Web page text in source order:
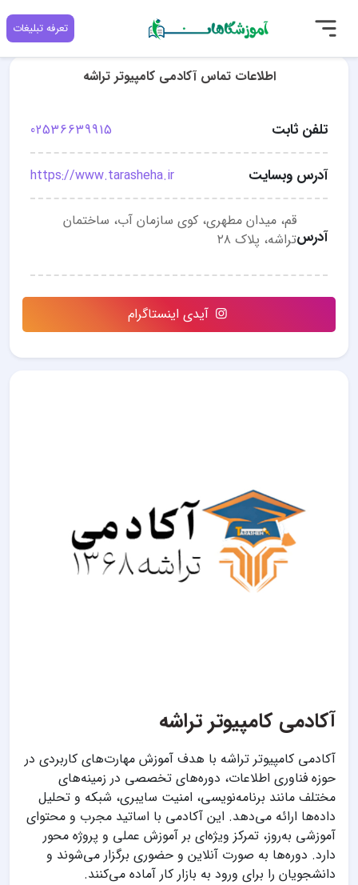
تعرفه تبلیغات
آکادمی کامپیوتر تراشه
آکادمی کامپیوتر تراشه با هدف آموزش مهارت‌های کاربردی در
حوزه فناوری اطلاعات، دوره‌های تخصصی در زمینه‌های
مختلف مانند برنامه‌نویسی، امنیت سایبری، شبکه و تحلیل
داده‌ها ارائه می‌دهد. این آکادمی با اساتید مجرب و محتوای
آموزشی به‌روز، تمرکز ویژه‌ای بر آموزش عملی و پروژه محور
دارد. دوره‌ها به صورت آنلاین و حضوری برگزار می‌شوند و
دانشجویان را برای ورود به بازار کار آماده می‌کنند.
اطلاعات تماس آکادمی کامپیوتر تراشه
تلفن ثابت 02536639915
آدرس وبسایت https://www.tarasheha.ir
آدرس
قم، میدان مطهری، کوی سازمان آب، ساختمان
تراشه، پلاک ۲۸
آیدی اینستاگرام